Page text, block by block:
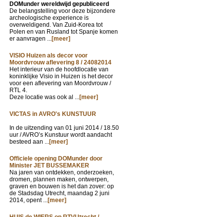
DOMunder wereldwijd gepubliceerd
De belangstelling voor deze bijzondere
archeologische experience is
overweldigend. Van Zuid-Korea tot
Polen en van Rusland tot Spanje komen
er aanvragen ...[meer]
VISIO Huizen als decor voor
Moordvrouw aflevering 8 / 24082014
Het interieur van de hoofdlocatie van
koninklijke Visio in Huizen is het decor
voor een aflevering van Moordvrouw /
RTL 4.
Deze locatie was ook al ...[meer]
VICTAS in AVRO's KUNSTUUR
In de uitzending van 01 juni 2014 / 18.50
uur / AVRO’s Kunstuur wordt aandacht
besteed aan ...[meer]
Officiele opening DOMunder door
Minister JET BUSSEMAKER
Na jaren van ontdekken, onderzoeken,
dromen, plannen maken, ontwerpen,
graven en bouwen is het dan zover: op
de Stadsdag Utrecht, maandag 2 juni
2014, opent ...[meer]